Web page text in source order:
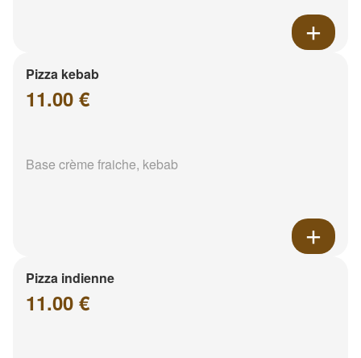
Pizza kebab
11.00 €
Base crème fraiche, kebab
Pizza indienne
11.00 €